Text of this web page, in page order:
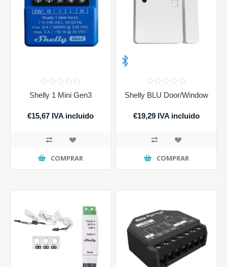
Shelly 1 Mini Gen3
€15,67 IVA incluido
COMPRAR
Shelly BLU Door/Window
€19,29 IVA incluido
COMPRAR